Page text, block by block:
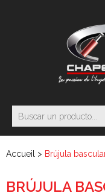
Accueil > Brújula
BRÚJULA